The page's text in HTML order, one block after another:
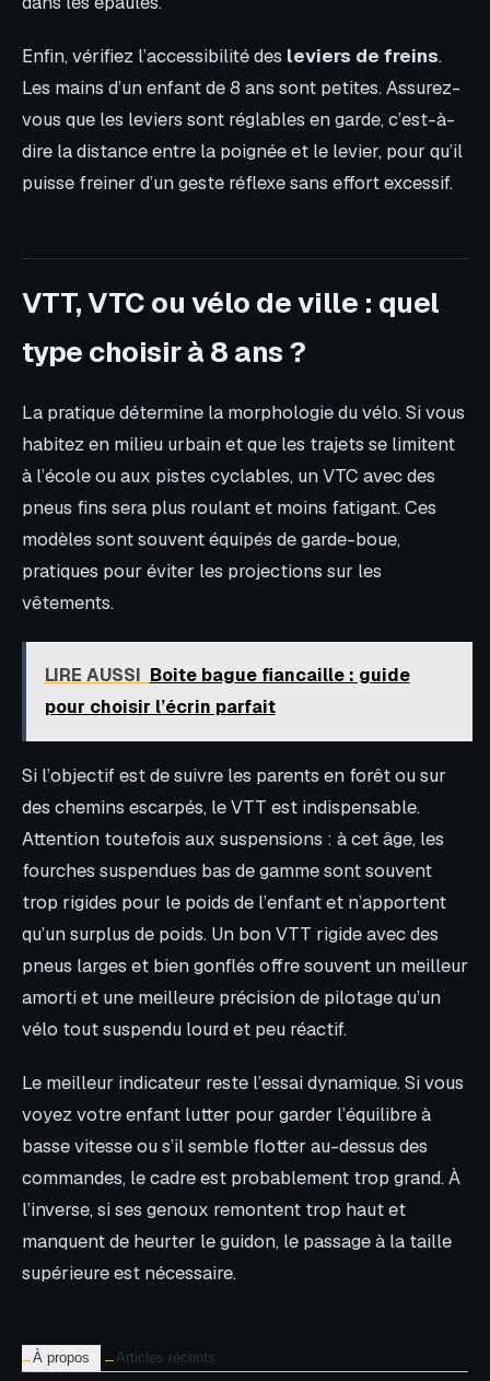
Enfin, vérifiez l’accessibilité des leviers de freins.
Les mains d’un enfant de 8 ans sont petites. Assurez-
vous que les leviers sont réglables en garde, c’est-à-
dire la distance entre la poignée et le levier, pour qu’il
puisse freiner d’un geste réflexe sans effort excessif.
VTT, VTC ou vélo de ville : quel
type choisir à 8 ans ?
La pratique détermine la morphologie du vélo. Si vous
habitez en milieu urbain et que les trajets se limitent
à l’école ou aux pistes cyclables, un VTC avec des
pneus fins sera plus roulant et moins fatigant. Ces
modèles sont souvent équipés de garde-boue,
pratiques pour éviter les projections sur les
vêtements.
LIRE AUSSI Boite bague fiancaille : guide
pour choisir l’écrin parfait
Si l’objectif est de suivre les parents en forêt ou sur
des chemins escarpés, le VTT est indispensable.
Attention toutefois aux suspensions : à cet âge, les
fourches suspendues bas de gamme sont souvent
trop rigides pour le poids de l’enfant et n’apportent
qu’un surplus de poids. Un bon VTT rigide avec des
pneus larges et bien gonflés offre souvent un meilleur
amorti et une meilleure précision de pilotage qu’un
vélo tout suspendu lourd et peu réactif.
Le meilleur indicateur reste l’essai dynamique. Si vous
voyez votre enfant lutter pour garder l’équilibre à
basse vitesse ou s’il semble flotter au-dessus des
commandes, le cadre est probablement trop grand. À
l’inverse, si ses genoux remontent trop haut et
manquent de heurter le guidon, le passage à la taille
supérieure est nécessaire.
À propos Articles récents